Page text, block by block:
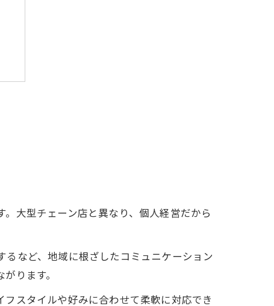
大型チェーン店と異なり、個人経営だから
など、地域に根ざしたコミュニケーション
ります。
スタイルや好みに合わせて柔軟に対応でき